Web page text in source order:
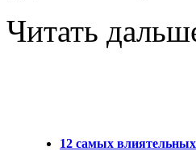
Читать
12 самых